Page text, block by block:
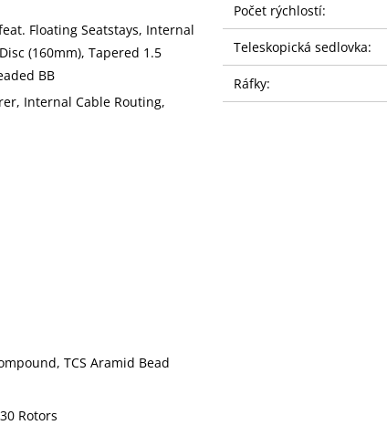
Floating Seatstays, Internal
(160mm), Tapered 1.5
BB
Internal Cable Routing,
TCS Aramid Bead
Rotors
Počet rýchlostí:
Teleskopická sedlovka:
Ráfky: